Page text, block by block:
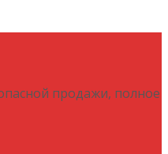
продажи, полное